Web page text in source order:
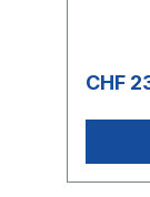
CHF